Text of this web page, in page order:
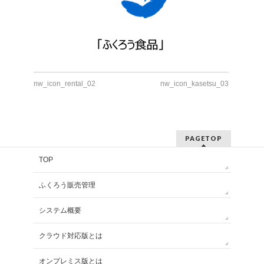
nw_icon_rental_02 nw_icon_kasetsu_03
PAGETOP
TOP
ふくろう販売管理
システム概要
クラウド対応版とは
オンプレミス版とは